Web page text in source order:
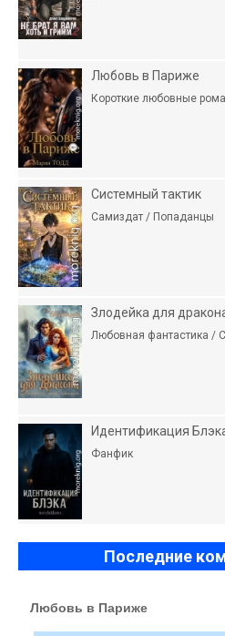
Любовь в Париже
Короткие любовные
Системный тактик
Самиздат / Попаданцы
Злодейка для
Любовная фантастика /
Идентификация
Фанфик
Последние
Любовь в Париже